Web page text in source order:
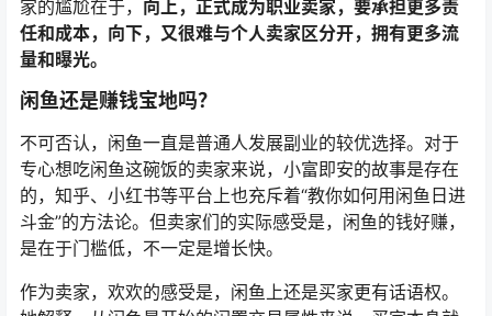
家的尴尬在于， 向上，正式成为职业卖家，要承担更多责
任和成本，向下，又很难与个人卖家区分开，拥有更多流
量和曝光。
闲鱼还是赚钱宝地吗？
不可否认，闲鱼一直是普通人发展副业的较优选择。对于
专心想吃闲鱼这碗饭的卖家来说，小富即安的故事是存在
的，知乎、小红书等平台上也充斥着“教你如何用闲鱼日进
斗金”的方法论。但卖家们的实际感受是，闲鱼的钱好赚，
是在于门槛低，不一定是增长快。
作为卖家，欢欢的感受是，闲鱼上还是买家更有话语权。